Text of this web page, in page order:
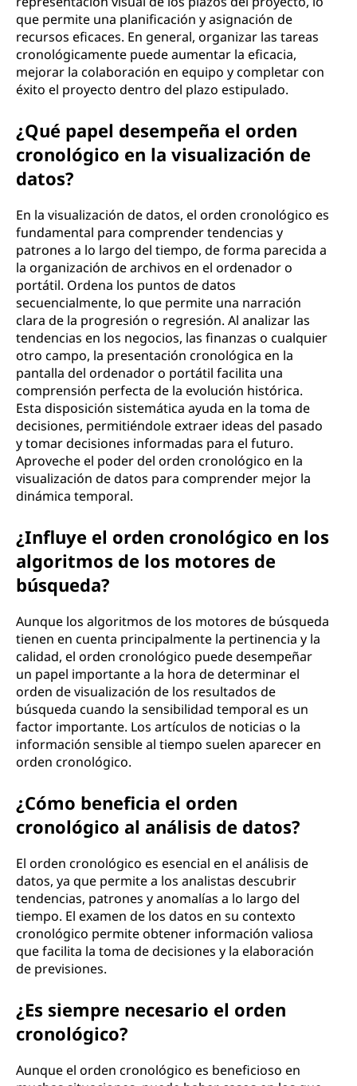
que permite una planificación y asignación de
recursos eficaces. En general, organizar las tareas
cronológicamente puede aumentar la eficacia,
mejorar la colaboración en equipo y completar con
éxito el proyecto dentro del plazo estipulado.
¿Qué papel desempeña el orden
cronológico en la visualización de
datos?
En la visualización de datos, el orden cronológico es
fundamental para comprender tendencias y
patrones a lo largo del tiempo, de forma parecida a
la organización de archivos en el ordenador o
portátil. Ordena los puntos de datos
secuencialmente, lo que permite una narración
clara de la progresión o regresión. Al analizar las
tendencias en los negocios, las finanzas o cualquier
otro campo, la presentación cronológica en la
pantalla del ordenador o portátil facilita una
comprensión perfecta de la evolución histórica.
Esta disposición sistemática ayuda en la toma de
decisiones, permitiéndole extraer ideas del pasado
y tomar decisiones informadas para el futuro.
Aproveche el poder del orden cronológico en la
visualización de datos para comprender mejor la
dinámica temporal.
¿Influye el orden cronológico en los
algoritmos de los motores de
búsqueda?
Aunque los algoritmos de los motores de búsqueda
tienen en cuenta principalmente la pertinencia y la
calidad, el orden cronológico puede desempeñar
un papel importante a la hora de determinar el
orden de visualización de los resultados de
búsqueda cuando la sensibilidad temporal es un
factor importante. Los artículos de noticias o la
información sensible al tiempo suelen aparecer en
orden cronológico.
¿Cómo beneficia el orden
cronológico al análisis de datos?
El orden cronológico es esencial en el análisis de
datos, ya que permite a los analistas descubrir
tendencias, patrones y anomalías a lo largo del
tiempo. El examen de los datos en su contexto
cronológico permite obtener información valiosa
que facilita la toma de decisiones y la elaboración
de previsiones.
¿Es siempre necesario el orden
cronológico?
Aunque el orden cronológico es beneficioso en